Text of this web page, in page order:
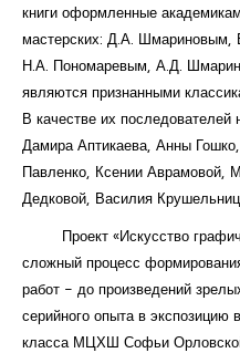
книги оформленные
мастерских: Д.А. Шмариновым,
Н.А. Пономаревым, А.Д.
являются признанными
В качестве их
Дамира Аптикаева, Анны
Павленко, Ксении Аврамовой,
Дедковой, Василия
Проект «Искусство
сложный процесс
работ - до произведений
серийного опыта в
класса МЦХШ Софьи